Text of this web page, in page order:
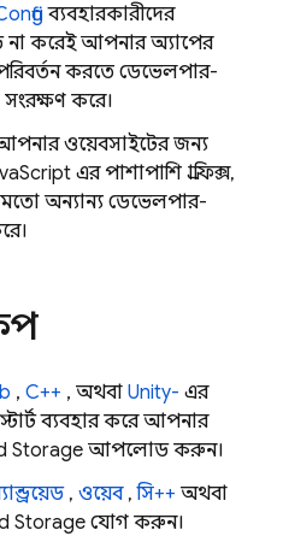
ব্যবহারকারীদের
করেই আপনার অ্যাপের
করতে ডেভেলপার-
সংরক্ষণ করে।
ওয়েবসাইটের জন্য
এর পাশাপাশি গ্রাফিক্স,
অন্যান্য ডেভেলপার-
, C++ , অথবা Unity- এর
ব্যবহার করে আপনার
Storage আপলোড করুন।
, ওয়েব,সি++ অথবা
Storage যোগ করুন।